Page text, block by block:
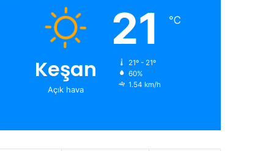
Keşan
Açık hava
21 ℃
21º - 21º
60%
1.54 km/h